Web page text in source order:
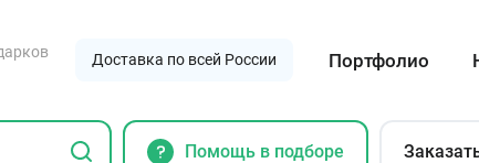
Доставка по всей России Портфолио
Помощь в подборе